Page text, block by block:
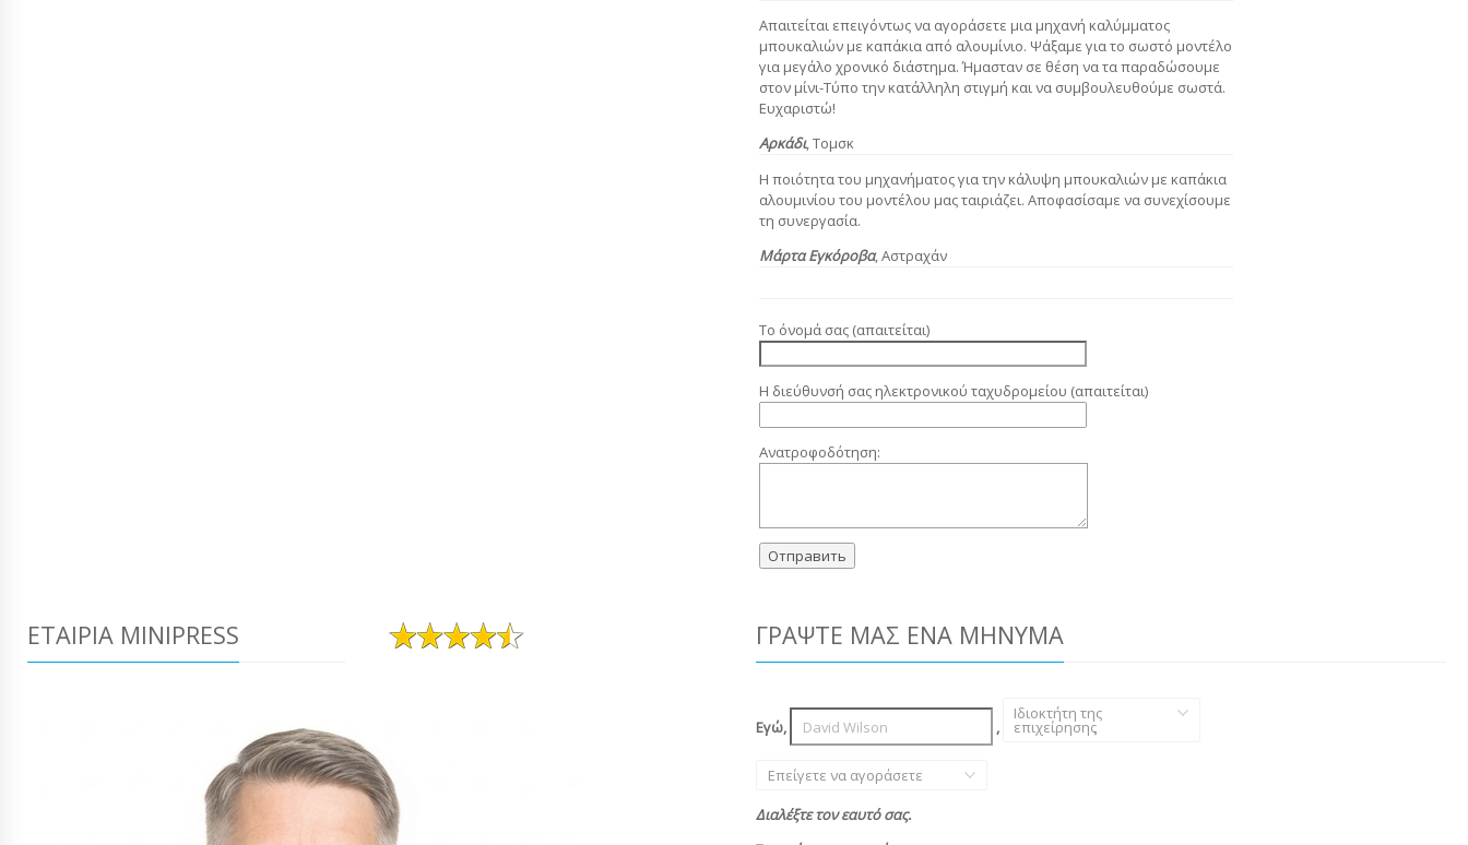
Απαιτείται επειγόντως να αγοράσετε μια μηχανή καλύμματος
μπουκαλιών με καπάκια από αλουμίνιο. Ψάξαμε για το σωστό μοντέλο
για μεγάλο χρονικό διάστημα. Ήμασταν σε θέση να τα παραδώσουμε
στον μίνι-Τύπο την κατάλληλη στιγμή και να συμβουλευθούμε σωστά.
Ευχαριστώ!
Αρκάδι, Τομσκ
Η ποιότητα του μηχανήματος για την κάλυψη μπουκαλιών με καπάκια
αλουμινίου του μοντέλου μας ταιριάζει. Αποφασίσαμε να συνεχίσουμε
τη συνεργασία.
Μάρτα Εγκόροβα, Αστραχάν
Το όνομά σας (απαιτείται)
Η διεύθυνσή σας ηλεκτρονικού ταχυδρομείου (απαιτείται)
Ανατροφοδότηση:
ΕΤΑΙΡΊΑ MINIPRESS ΓΡΆΨΤΕ ΜΑΣ ΈΝΑ ΜΉΝΥΜΑ
Εγώ, ,
Ιδιοκτήτη της
επιχείρησης
,
Επείγετε να αγοράσετε
Διαλέξτε τον εαυτό σας.